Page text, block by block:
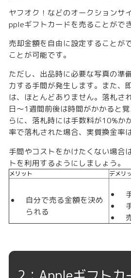
ヤフオク！などのオークションサ
ppleギフトカードを売ることができ
売却金額を自由に設定することが
ことが可能です。
ただし、出品時に必要な写真の準
力する手間が発生します。また、
は、ほとんどありません。 落札さ
日〜1週間前後は時間がかかると
らに、落札時には手数料が10%か
率で落札された場合、実質換金率
手間やコストをかけたくない場合
トを利用するようにしましょう。
メリット デメリ
自分で売る金額を決め
られる